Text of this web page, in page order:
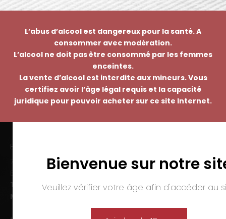
L’abus d’alcool est dangereux pour la santé. A
consommer avec modération.
L’alcool ne doit pas être consommé par les femmes
enceintes.
La vente d’alcool est interdite aux mineurs. Vous
certifiez avoir l’âge légal requis et la capacité
juridique pour pouvoir acheter sur ce site Internet.
Bienvenue sur notre
Veuillez vérifier votre âge afin d'accéder au
EMMANUEL NASTI
7 avenue Pierre Pflimlin – ZAC Espale
Tél. :
03 89 46 50 35
Mail :